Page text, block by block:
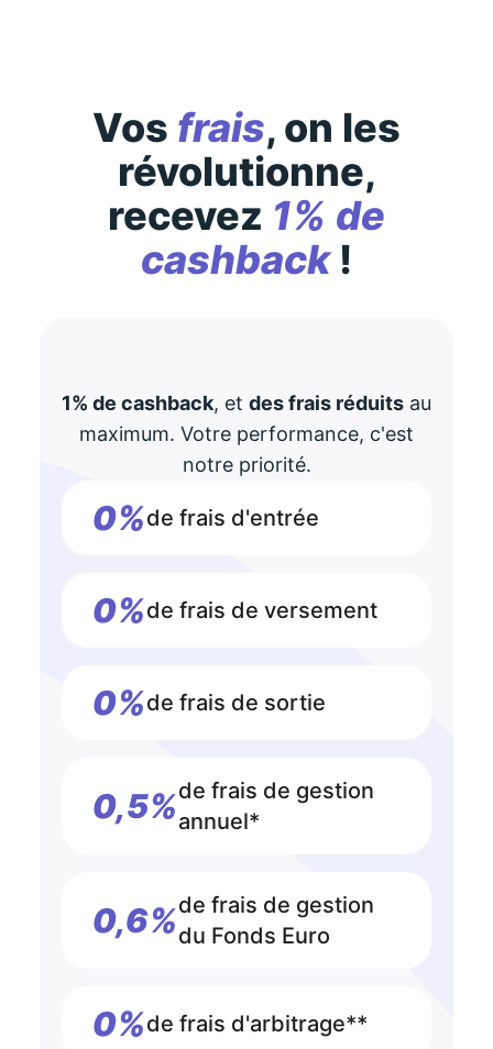
Vos frais, on les
révolutionne,
recevez 1% de
cashback!
1% de cashback, et des frais réduits au
maximum. Votre performance, c'est
notre priorité.
0%de frais d'entrée
0%de frais de versement
0%de frais de sortie
0,5%de frais de gestion
annuel*
0,6%de frais de gestion
du Fonds Euro
0%de frais d'arbitrage**